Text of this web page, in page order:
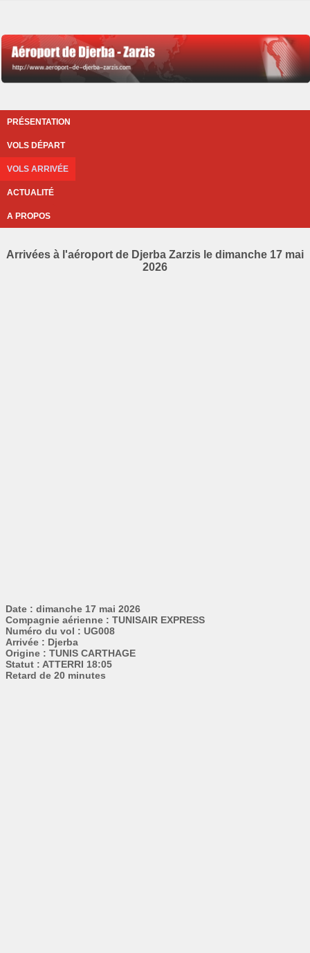
PRÉSENTATION
VOLS DÉPART
VOLS ARRIVÉE
ACTUALITÉ
A PROPOS
Arrivées à l'aéroport de Djerba Zarzis le dimanche 17 mai
2026
Date : dimanche 17 mai 2026
Compagnie aérienne : TUNISAIR EXPRESS
Numéro du vol : UG008
Arrivée : Djerba
Origine : TUNIS CARTHAGE
Statut : ATTERRI 18:05
Retard de 20 minutes